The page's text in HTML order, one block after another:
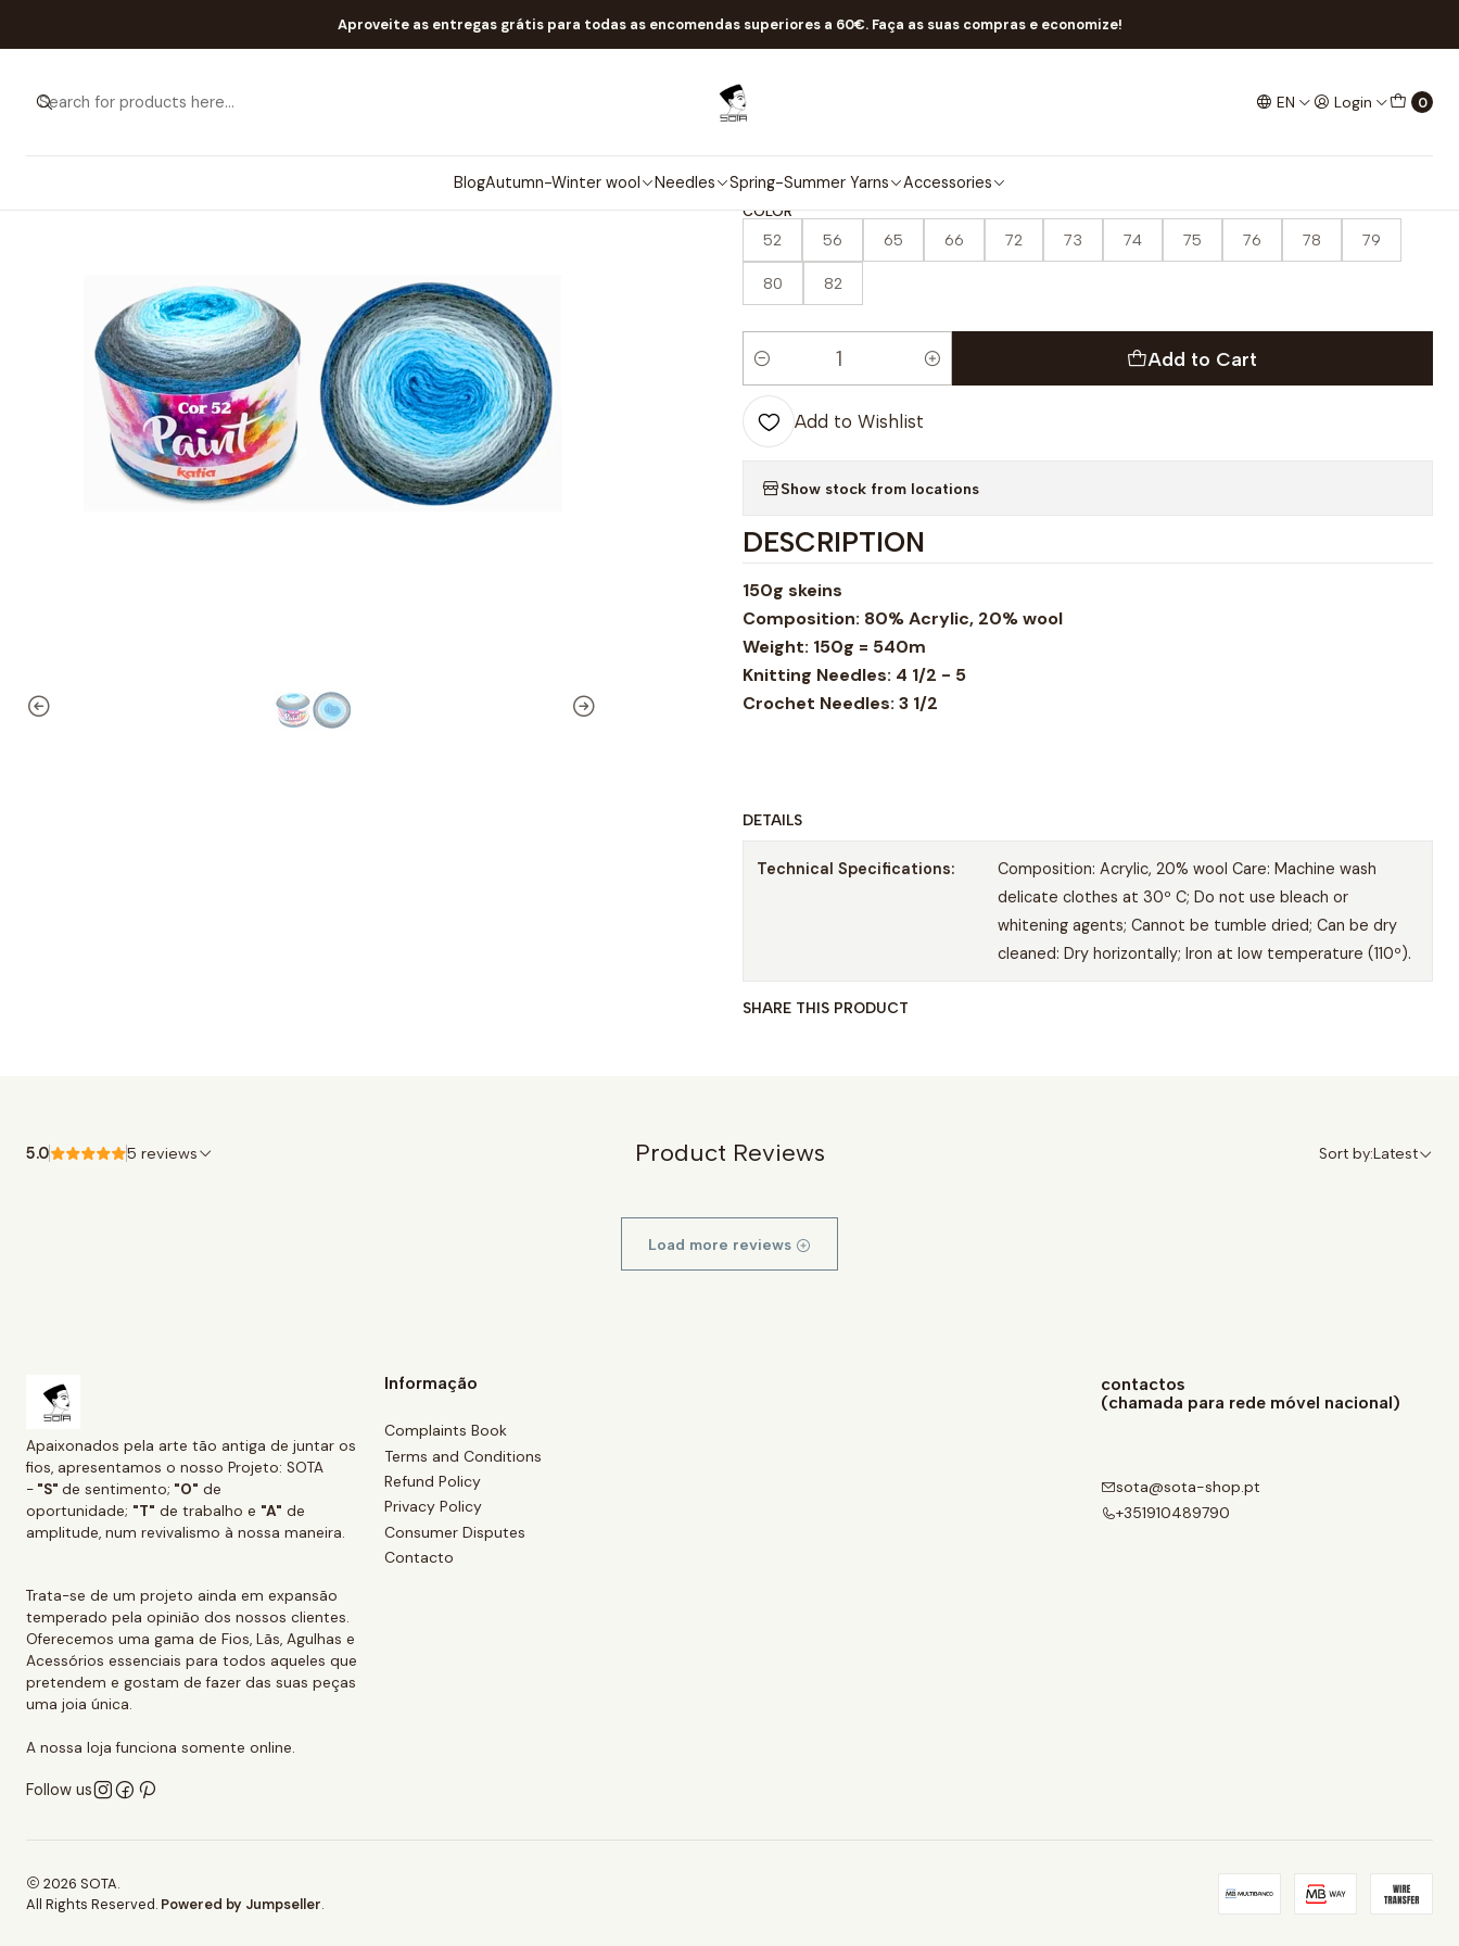
EN Login 0
BlogAutumn-Winter wool Needles Spring-Summer Yarns Accessories
Aproveite as entregas grátis para todas as encomendas superiores a 60€. Faça as suas compras e economize!
Home Autumn-Winter wool Tinted Paint
|
Paint
5.0 5 reviews
COLOR
52 56 65 66 72 73 74 75 76 78 79
80 82
Quantity
Add to Cart
Add to Wishlist
Show stock from locations
DESCRIPTION
150g skeins
Composition: 80% Acrylic, 20% wool
Weight: 150g = 540m
Knitting Needles: 4 1/2 - 5
Crochet Needles: 3 1/2
DETAILS
Technical Specifications:
Composition: Acrylic, 20% wool Care: Machine wash
delicate clothes at 30º C; Do not use bleach or
whitening agents; Cannot be tumble dried; Can be dry
cleaned: Dry horizontally; Iron at low temperature (110º).
SHARE THIS PRODUCT
Product Reviews
5.0 5 reviews Sort by:Latest
Load more reviews
Apaixonados pela arte tão antiga de juntar os
fios, apresentamos o nosso Projeto: SOTA
- "S" de sentimento; "O" de
oportunidade; "T" de trabalho e "A" de
amplitude, num revivalismo à nossa maneira.
Trata-se de um projeto ainda em expansão
temperado pela opinião dos nossos clientes.
Oferecemos uma gama de Fios, Lãs, Agulhas e
Acessórios essenciais para todos aqueles que
pretendem e gostam de fazer das suas peças
uma joia única.
A nossa loja funciona somente online.
Follow us
Informação
Complaints Book
Terms and Conditions
Refund Policy
Privacy Policy
Consumer Disputes
Contacto
contactos
(chamada para rede móvel nacional)
sota@sota-shop.pt
+351910489790
2026 SOTA.
All Rights Reserved. Powered by Jumpseller.